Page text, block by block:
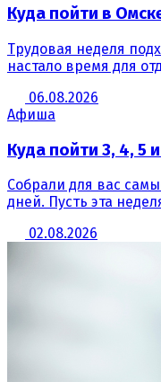
Куда пойти в
Трудовая неделя
настало время для
06.08.2026
Афиша
Куда пойти 3, 4, 5
Собрали для вас
дней. Пусть эта
02.08.2026